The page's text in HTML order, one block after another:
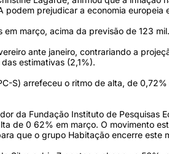
podem prejudicar a economia europeia
em março, acima da previsão de 123 mil.
ante janeiro, contrariando a
estimativas (2,1%).
S) arrefeceu o ritmo de alta, de
da Fundação Instituto de Pesquisas
de 0 62% em março. O movimento
que o grupo Habitação encerre este